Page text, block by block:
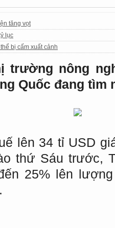
tăng vọt
lục
bị cấm xuất cảnh
trường nông
Quốc đang tìm
lên 34 tỉ USD
thứ Sáu trước,
25% lên